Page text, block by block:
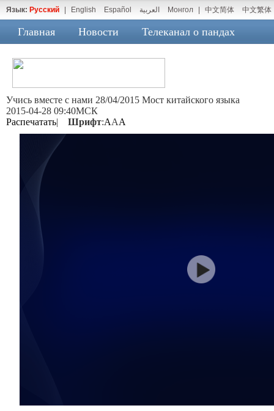
Язык: Русский English Español العربية Монгол 中文简体 中文繁体
Главная Новости Телеканал о пандах
Учись вместе с нами 28/04/2015 Мост китайского языка
2015-04-28 09:40МСК
Распечатать| Шрифт:AAA